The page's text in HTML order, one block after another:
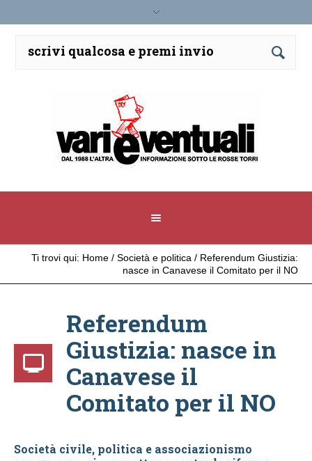
Ti trovi qui: Home / Società e politica / Referendum Giustizia:
nasce in Canavese il Comitato per il NO
Referendum
Giustizia: nasce in
Canavese il
Comitato per il NO
Società civile, politica e associazionismo